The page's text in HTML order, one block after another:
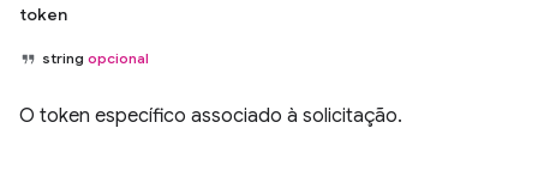
token
string opcional
O token específico associado à solicitação.